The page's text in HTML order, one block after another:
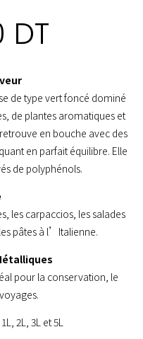
DT
de type vert foncé dominé
de plantes aromatiques et
en bouche avec des
en parfait équilibre. Elle
de polyphénols.
les carpaccios, les salades
pâtes à l’Italienne.
pour la conservation, le
2L, 3L et 5L